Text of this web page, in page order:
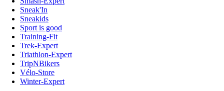
Sneak'In
Sneakids
Sport is good
Training-Fit
Trek-Expert
Triathlon-Expert
TripNBikers
Vélo-Store
Winter-Expert